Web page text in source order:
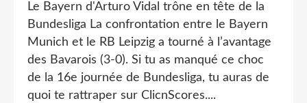
Le Bayern d'Arturo Vidal trône en tête de la
Bundesliga La confrontation entre le Bayern
Munich et le RB Leipzig a tourné à l’avantage
des Bavarois (3-0). Si tu as manqué ce choc
de la 16e journée de Bundesliga, tu auras de
quoi te rattraper sur ClicnScores....